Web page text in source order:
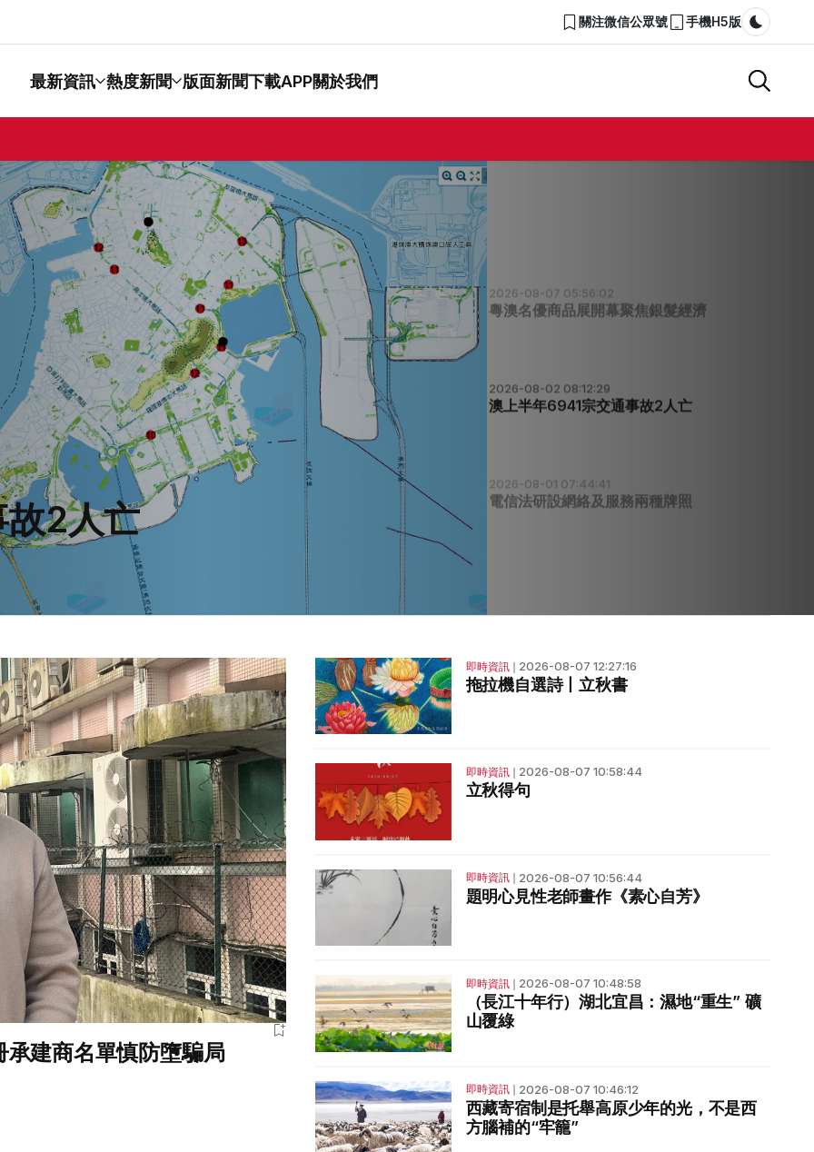
關注微信公眾號 手機H5版
Dark
最新資訊 熱度新聞 版面新聞下載APP關於我們
2人亡
澳琴須攻堅無感通關軌道硬聯通
2026-08-07 05:56:02
粵澳名優商品展開幕聚焦銀髮經濟
2026-08-02 08:12:29
澳上半年6941宗交通事故2人亡
2026-08-01 07:44:41
電信法研設網絡及服務兩種牌照
建商名單慎防墮騙局
即時資訊❘ 2026-08-07 12:27:16
拖拉機自選詩丨立秋書
即時資訊❘ 2026-08-07 10:58:44
立秋得句
即時資訊❘ 2026-08-07 10:56:44
題明心見性老師畫作《素心自芳》
即時資訊❘ 2026-08-07 10:48:58
（長江十年行）湖北宜昌：濕地“重生” 礦
山覆綠
即時資訊❘ 2026-08-07 10:46:12
西藏寄宿制是托舉高原少年的光，不是西
方腦補的“牢籠”